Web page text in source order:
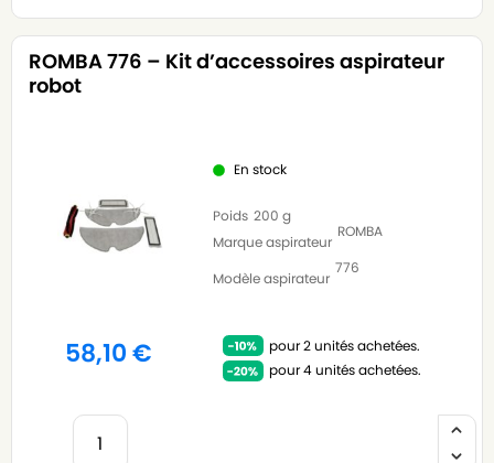
ROMBA 776 – Kit d’accessoires aspirateur
robot
En stock
Poids 200 g
Marque aspirateur
ROMBA
Modèle aspirateur
776
58,10€
pour 2 unités achetées.
pour 4 unités achetées.